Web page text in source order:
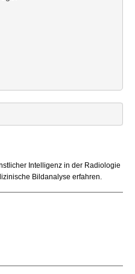
Intelligenz in der Radiologie
Bildanalyse erfahren.